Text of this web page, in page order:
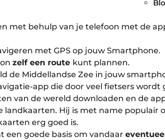
met behulp van je telefoon met de
met GPS op jouw Smartphone.
zelf een route kunt plannen.
de Middellandse Zee in jouw
app die door veel fietsers wordt
van de wereld downloaden en de
Hij is met name populair
erg goed is.
een goede basis om vandaar